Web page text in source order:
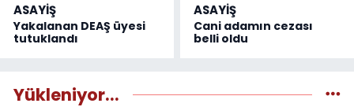
ASAYİŞ
Yakalanan DEAŞ üyesi
tutuklandı
ASAYİŞ
Cani adamın cezası
belli oldu
Yükleniyor...